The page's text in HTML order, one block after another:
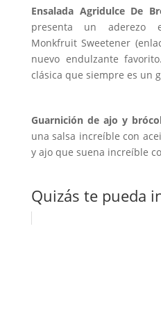
Ensalada Agridulce De
presenta un aderezo
Monkfruit Sweetener
nuevo endulzante
clásica que siempre es un
Guarnición de ajo y
una salsa increíble con
y ajo que suena increíble
Quizás te pueda